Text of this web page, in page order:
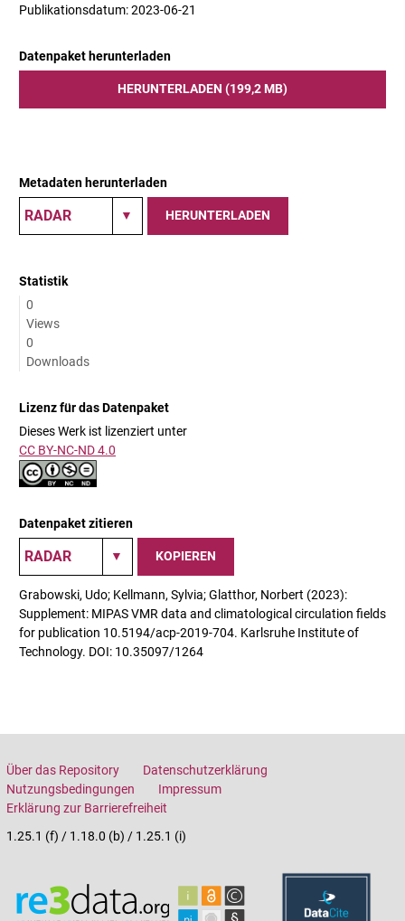
Publikationsdatum: 2023-06-21
Datenpaket herunterladen
HERUNTERLADEN (199,2 MB)
Metadaten herunterladen
HERUNTERLADEN
Statistik
0
Views
0
Downloads
Lizenz für das Datenpaket
Dieses Werk ist lizenziert unter
CC BY-NC-ND 4.0
Datenpaket zitieren
KOPIEREN
Grabowski, Udo; Kellmann, Sylvia; Glatthor, Norbert (2023):
Supplement: MIPAS VMR data and climatological circulation fields
for publication 10.5194/acp-2019-704. Karlsruhe Institute of
Technology. DOI: 10.35097/1264
Über das Repository
Datenschutzerklärung
Nutzungsbedingungen
Impressum
Erklärung zur Barrierefreiheit
1.25.1 (f) / 1.18.0 (b) / 1.25.1 (i)